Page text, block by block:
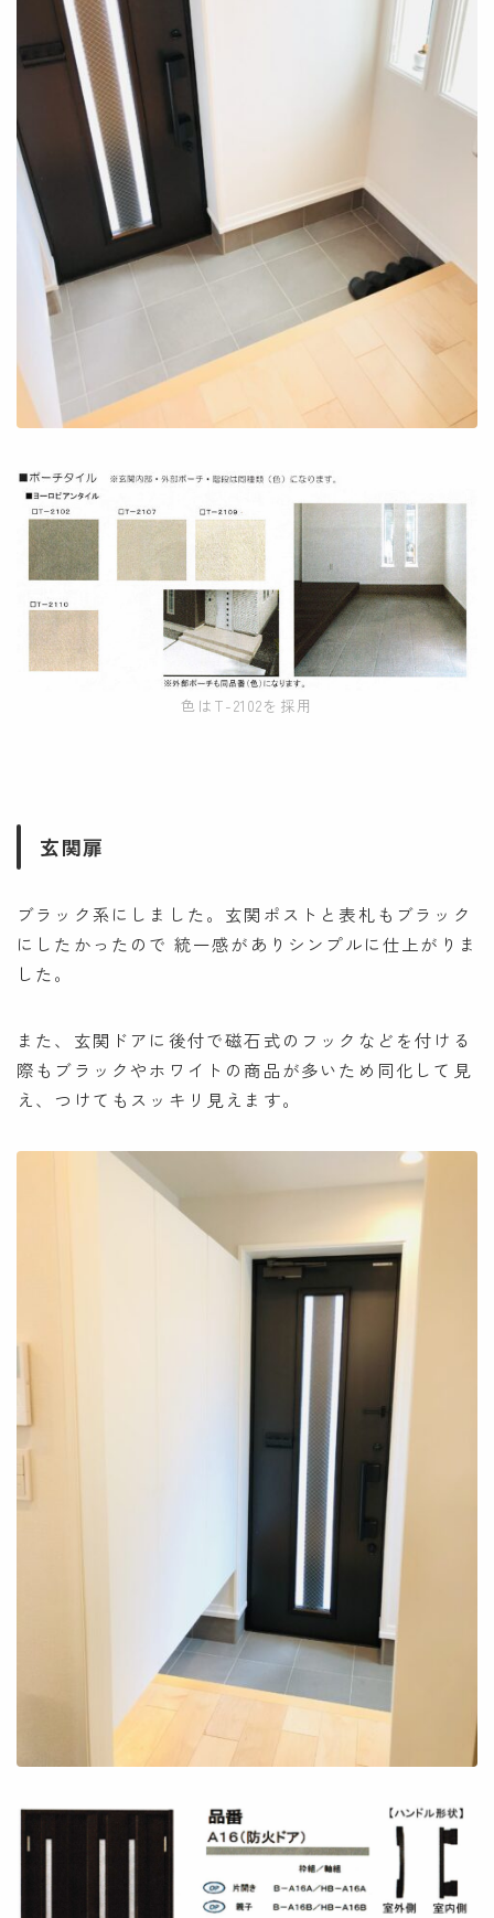
色はT-2102を採用
玄関扉
ブラック系にしました。玄関ポストと表札もブラック
にしたかったので 統一感がありシンプルに仕上がりま
した。
また、玄関ドアに後付で磁石式のフックなどを付ける
際もブラックやホワイトの商品が多いため同化して見
え、つけてもスッキリ見えます。